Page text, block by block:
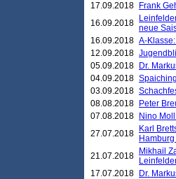
17.09.2018
Frank
16.09.2018 neue
16.09.2018 A-
12.09.2018
05.09.2018
Dr.
04.09.2018
03.09.2018
08.08.2018
Peter
07.08.2018
Nino
27.07.2018
Karl
21.07.2018
Mikhail
17.07.2018
Dr.